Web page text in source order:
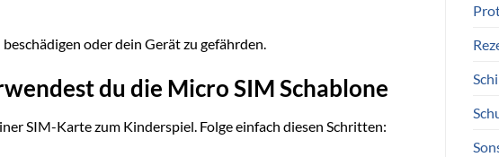
oder dein Gerät zu gefährden.
du die Micro SIM Schablone
SIM-Karte zum Kinderspiel. Folge einfach diesen Schritten: